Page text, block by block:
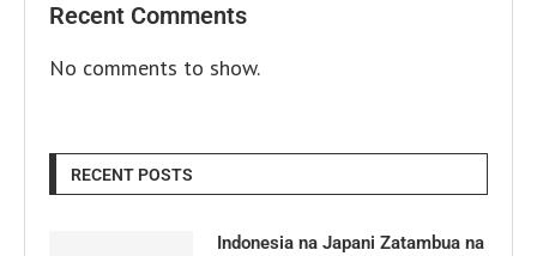
Recent Comments
No comments to show.
RECENT POSTS
Indonesia na Japani Zatambua na